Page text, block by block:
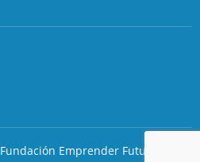
Fundación Emprender Futuro.